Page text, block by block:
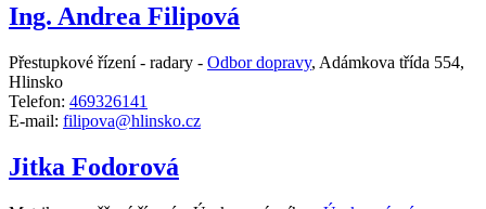
Ing. Andrea Filipová
Přestupkové řízení - radary - Odbor dopravy, Adámkova třída 554,
Hlinsko
Telefon: 469326141
E-mail: filipova@hlinsko.cz
Jitka Fodorová